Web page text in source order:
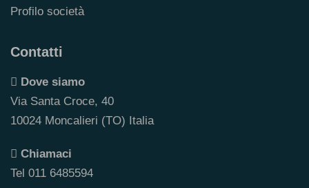
Profilo società
Contatti
Dove siamo
Via Santa Croce, 40
10024 Moncalieri (TO) Italia
Chiamaci
Tel 011 6485594